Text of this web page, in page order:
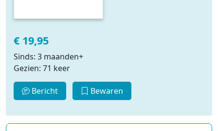
€ 19,95
Sinds: 3 maanden+
Gezien: 71 keer
Bericht Bewaren